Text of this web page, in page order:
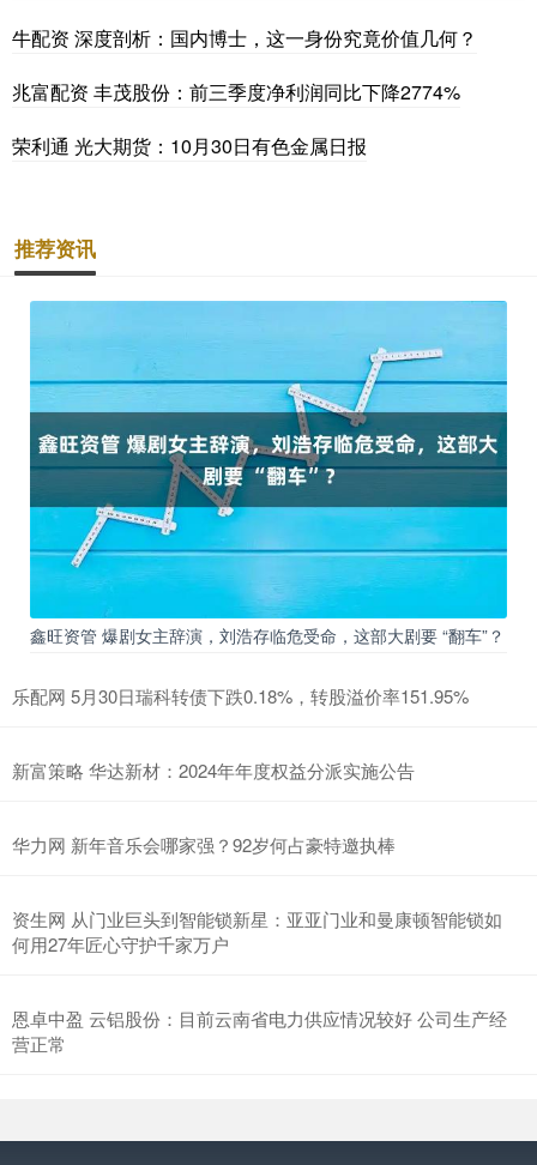
牛配资 深度剖析：国内博士，这一身份究竟价值几何？
兆富配资 丰茂股份：前三季度净利润同比下降2774%
荣利通 光大期货：10月30日有色金属日报
推荐资讯
鑫旺资管 爆剧女主辞演，刘浩存临危受命，这部大剧要 “翻车”？
乐配网 5月30日瑞科转债下跌0.18%，转股溢价率151.95%
新富策略 华达新材：2024年年度权益分派实施公告
华力网 新年音乐会哪家强？92岁何占豪特邀执棒
资生网 从门业巨头到智能锁新星：亚亚门业和曼康顿智能锁如
何用27年匠心守护千家万户
恩卓中盈 云铝股份：目前云南省电力供应情况较好 公司生产经
营正常